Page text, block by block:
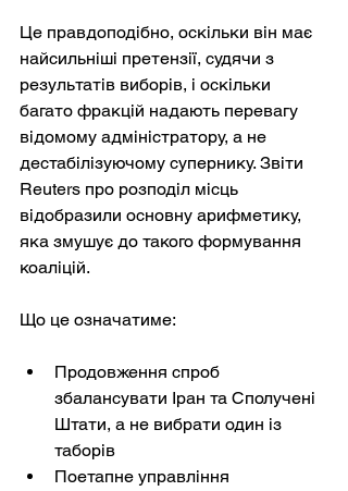
Це правдоподібно, оскільки він має
найсильніші претензії, судячи з
результатів виборів, і оскільки
багато фракцій надають перевагу
відомому адміністратору, а не
дестабілізуючому супернику. Звіти
Reuters про розподіл місць
відобразили основну арифметику,
яка змушує до такого формування
коаліцій.
Що це означатиме:
Продовження спроб
збалансувати Іран та Сполучені
Штати, а не вибрати один із
таборів
Поетапне управління